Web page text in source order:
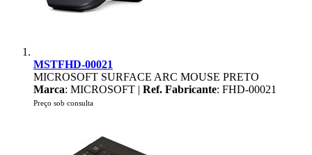
MSTFHD-00021
MICROSOFT SURFACE ARC MOUSE PRETO
Marca: MICROSOFT | Ref. Fabricante: FHD-00021
Preço sob consulta